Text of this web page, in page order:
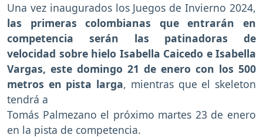
Una vez inaugurados los Juegos de Invierno 2024,
las primeras colombianas que entrarán en
competencia serán las patinadoras de
velocidad sobre hielo Isabella Caicedo e Isabella
Vargas, este domingo 21 de enero con los 500
metros en pista larga, mientras que el skeleton
tendrá a
Tomás Palmezano el próximo martes 23 de enero
en la pista de competencia.